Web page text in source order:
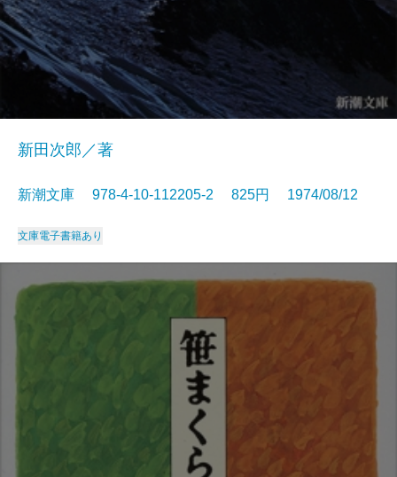
新田次郎／著
新潮文庫 978-4-10-112205-2 825円 1974/08/12
文庫電子書籍あり